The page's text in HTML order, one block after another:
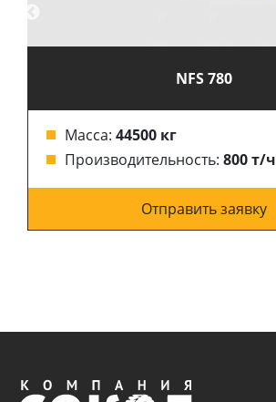
NFS 780
Масса: 44500 кг
Производительность: 800 т/ч
Отправить заявку